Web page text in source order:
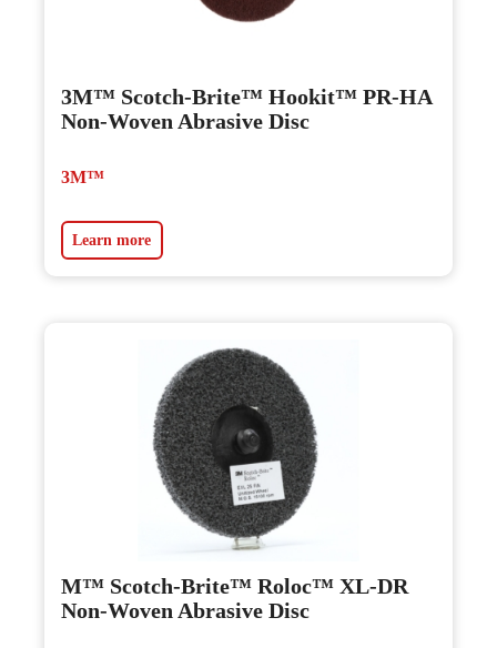
3M™ Scotch-Brite™ Hookit™ PR-HA
Non-Woven Abrasive Disc
3M™
Learn more
M™ Scotch-Brite™ Roloc™ XL-DR
Non-Woven Abrasive Disc